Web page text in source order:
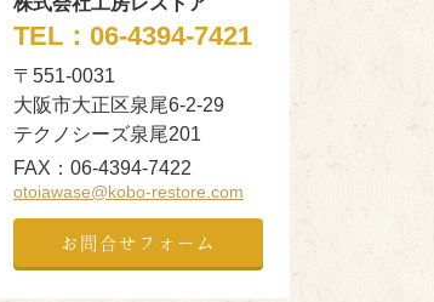
TEL： 06-4394-7421
〒551-0031
大阪市大正区泉尾6-2-29
テクノシーズ泉尾201
FAX： 06-4394-7422
otoiawase@kobo-restore.com
お問合せフォーム